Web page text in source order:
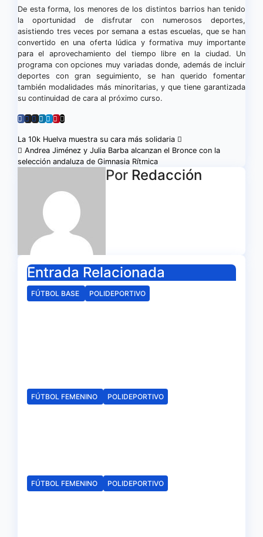
De esta forma, los menores de los distintos barrios han tenido
la oportunidad de disfrutar con numerosos deportes,
asistiendo tres veces por semana a estas escuelas, que se han
convertido en una oferta lúdica y formativa muy importante
para el aprovechamiento del tiempo libre en la ciudad. Un
programa con opciones muy variadas donde, además de incluir
deportes con gran seguimiento, se han querido fomentar
también modalidades más minoritarias, y que tiene garantizada
su continuidad de cara al próximo curso.
Navegación
de
entradas
La 10k Huelva muestra su cara más solidaria
Andrea Jiménez y Julia Barba alcanzan el Bronce con la
selección andaluza de Gimnasia Rítmica
Por Redacción
Entrada Relacionada
FÚTBOL BASE POLIDEPORTIVO
FÚTBOL FEMENINO POLIDEPORTIVO
FÚTBOL FEMENINO POLIDEPORTIVO